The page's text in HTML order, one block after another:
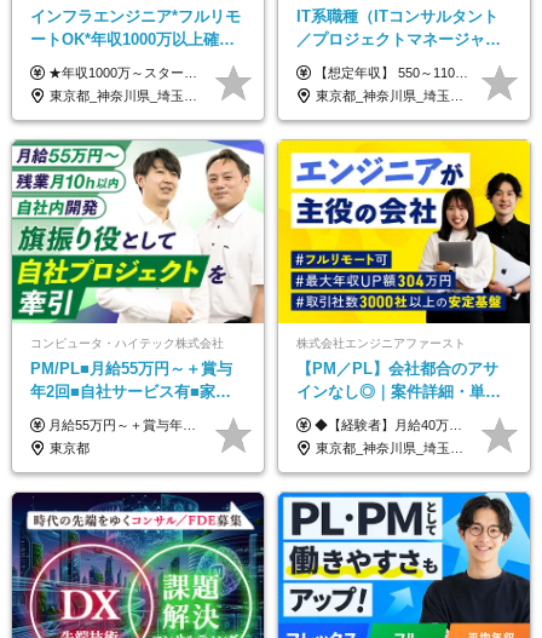
インフラエンジニア*フルリモ
ートOK*年収1000万以上確約*
前職給与保障*残業月9.8h*40
代50代活躍
★年収1000万～スタート！ 年俸1,000万円～1,162万8,000円（12分割） ※経験・スキルを考慮の上決定します ※上記金額には固定残業代（月30h分・158,400円～184,000円）を含みます ※超過分は別途全額支給します ※試用期間2ヶ月間あり（その他待遇に差異はありません）
東京都_神奈川県_埼玉県_千葉県_大阪府_愛知県_北海道_青森県_岩手県_宮城県_秋田県_山形県_福島県_茨城県_栃木県_群馬県_新潟県_山梨県_長野県_富山県_石川県_福井県_静岡県_岐阜県_三重県_兵庫県_京都府_滋賀県_奈良県_和歌山県_広島県_岡山県_鳥取県_島根県_山口県_徳島県_香川県_愛媛県_高知県_福岡県_熊本県_佐賀県_長崎県_大分県_宮崎県_鹿児島県_沖縄県
IT系職種（ITコンサルタント
／プロジェクトマネージャー
／ITアーキテクト）
【想定年収】 550～1100万 【想定役職】 課長代理 主任 一般 ※これまでの経験・年齢などを考慮し、当社給与規則に基づき決定します。 ※残業手当 一般社員（定型勤務・フレックスタイム制）の場合：時間外労働連動支給 一般社員（専門業務型裁量労働制）・管理職の場合：なし 裁量労働の場合について裁量労働手当がございますが、超過分の時間外手当の支給はありません。 （固定残業手当ではないため） ※裁量労働手当 一般社員（専門業務型裁量労働制）の場合：別途、裁量労働手当の支給がございます。
東京都_神奈川県_埼玉県_千葉県_大阪府_愛知県_北海道_青森県_岩手県_宮城県_秋田県_山形県_福島県_茨城県_栃木県_群馬県_新潟県_山梨県_長野県_富山県_石川県_福井県_静岡県_岐阜県_三重県_兵庫県_京都府_滋賀県_奈良県_和歌山県_広島県_岡山県_鳥取県_島根県_山口県_徳島県_香川県_愛媛県_高知県_福岡県_熊本県_佐賀県_長崎県_大分県_宮崎県_鹿児島県_沖縄県
コンピュータ・ハイテック株式会社
PM/PL■月給55万円～＋賞与
年2回■自社サービス有■家族
手当有■残業月10h
月給55万円～＋賞与年2回＋決算賞与＋残業代全額支給＋各手当 ※月給の金額は経験やスキルを考慮して、決定します ※残業代は別途全額支給します ※試用期間6ヶ月（期間中の給与・待遇に差異はありません） ★7期連続決算賞与支給中！
東京都
株式会社エンジニアファースト
【PM／PL】会社都合のアサ
インなし◎｜案件詳細・単
価・給与テーブル全公開！働
き方も年収も自分で選べる！
◆【経験者】月給40万円～120万円(固定残業代含む)+各種手当 ※月30時間（76,000円～）の固定残業代を含みます。 ※上記を超える時間外労働分は追加で支給。 ※6ヶ月の試用期間あり（条件に変動なし） ・年収平均176万円アップ ・前職給与を保証 ◆単価連動性×還元率84％～100％で収入の大幅UPが可能 ・案件単価が月50万円の場合：年収417万円 ・案件単価が月70万円の場合：年収584万円 ・案件単価が月100万円の場合：年収834万円
東京都_神奈川県_埼玉県_千葉県_大阪府_愛知県_北海道_青森県_岩手県_宮城県_秋田県_山形県_福島県_茨城県_栃木県_群馬県_新潟県_山梨県_長野県_富山県_石川県_福井県_静岡県_岐阜県_三重県_兵庫県_京都府_滋賀県_奈良県_和歌山県_広島県_岡山県_鳥取県_島根県_山口県_徳島県_香川県_愛媛県_高知県_福岡県_熊本県_佐賀県_長崎県_大分県_宮崎県_鹿児島県_沖縄県